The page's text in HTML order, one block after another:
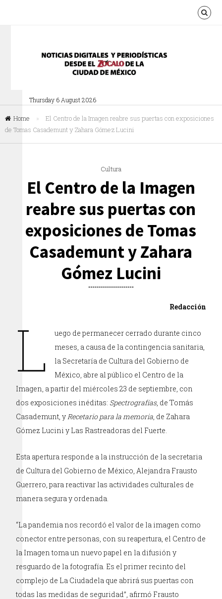
Thursday 6 August 2026
Home »
El Centro de la Imagen reabre sus puertas con exposiciones
de Tomas Casademunt y Zahara Gómez Lucini
Cultura
El Centro de la Imagen
reabre sus puertas con
exposiciones de Tomas
Casademunt y Zahara
Gómez Lucini
Redacción
L
uego de permanecer cerrado durante cinco
meses, a causa de la contingencia sanitaria,
la Secretaría de Cultura del Gobierno de
México, abre al público el Centro de la
Imagen, a partir del miércoles 23 de septiembre, con
dos exposiciones inéditas: Spectrografías, de Tomás
Casademunt, yRecetario para la memoria, de Zahara
Gómez Lucini y Las Rastreadoras del Fuerte.
Esta apertura responde a la instrucción de la secretaria
de Cultura del Gobierno de México, Alejandra Frausto
Guerrero, para reactivar las actividades culturales de
manera segura y ordenada.
“La pandemia nos recordó el valor de la imagen como
conector entre personas, con su reapertura, el Centro de
la Imagen toma un nuevo papel en la difusión y
resguardo de la fotografía. Es el primer recinto del
complejo de La Ciudadela que abrirá sus puertas con
todas las medidas de seguridad”, afirmó Frausto